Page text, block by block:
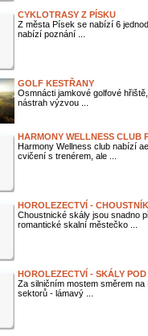
CYKLOTRASY Z PÍSKU
Z města Písek se nabízí 6
nabízí poznání ...
GOLF KESTŘANY
Osmnácti jamkové golfové
nástrah výzvou ...
HARMONY WELLNESS CLUB
Harmony Wellness club nabízí
cvičení s trenérem, ale ...
HOROLEZECTVÍ - CHOUSTNÍK
Choustnické skály jsou snadno
romantické skalní městečko ...
HOROLEZECTVÍ - SKÁLY
Za silničním mostem směrem
sektorů - lámavý ...